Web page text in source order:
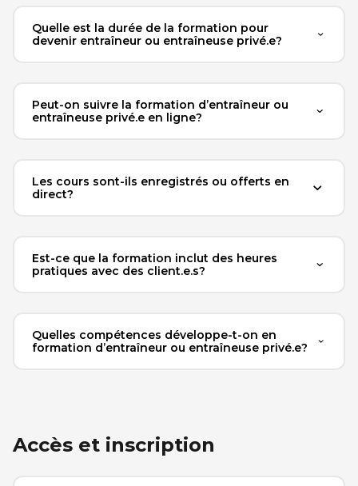
Quelle est la durée de la formation pour
devenir entraîneur ou entraîneuse privé.e?
Peut-on suivre la formation d’entraîneur ou
entraîneuse privé.e en ligne?
Les cours sont-ils enregistrés ou offerts en
direct?
Est-ce que la formation inclut des heures
pratiques avec des client.e.s?
Quelles compétences développe-t-on en
formation d’entraîneur ou entraîneuse privé.e?
Accès et inscription